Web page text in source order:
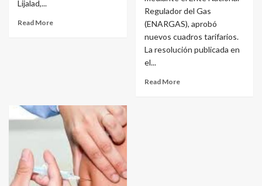
Lijalad,...
Read More
Regulador del Gas
(ENARGAS), aprobó
nuevos cuadros tarifarios.
La resolución publicada en
el...
Read More